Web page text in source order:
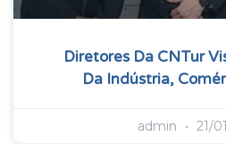
Diretores Da CNTur
Da Indústria,
admin 21/